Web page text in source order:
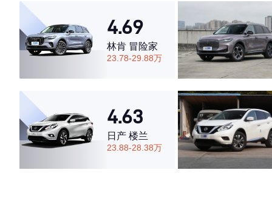
·空间表现较为优秀，优于80%同级车
4.69
林肯 冒险家
23.78-29.88万
4.63
日产 楼兰
23.88-28.38万